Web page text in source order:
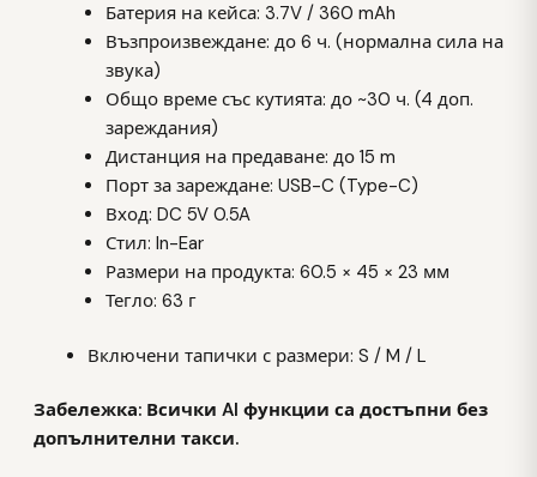
Батерия на кейса: 3.7V / 360 mAh
Възпроизвеждане: до 6 ч. (нормална сила на
звука)
Общо време със кутията: до ~30 ч. (4 доп.
зареждания)
Дистанция на предаване: до 15 m
Порт за зареждане: USB-C (Type-C)
Вход: DC 5V 0.5A
Стил: In-Ear
Размери на продукта: 60.5 × 45 × 23 мм
Тегло: 63 г
Включени тапички с размери: S / M / L
Забележка: Всички AI функции са достъпни без
допълнителни такси.